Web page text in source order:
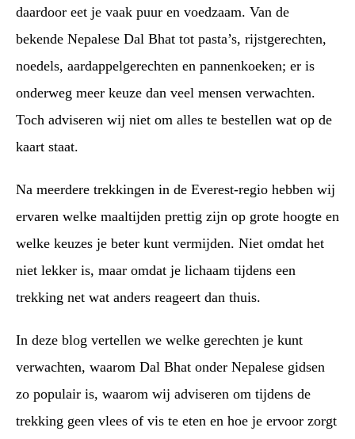
daardoor eet je vaak puur en voedzaam. Van de
bekende Nepalese Dal Bhat tot pasta’s, rijstgerechten,
noedels, aardappelgerechten en pannenkoeken; er is
onderweg meer keuze dan veel mensen verwachten.
Toch adviseren wij niet om alles te bestellen wat op de
kaart staat.
Na meerdere trekkingen in de Everest-regio hebben wij
ervaren welke maaltijden prettig zijn op grote hoogte en
welke keuzes je beter kunt vermijden. Niet omdat het
niet lekker is, maar omdat je lichaam tijdens een
trekking net wat anders reageert dan thuis.
In deze blog vertellen we welke gerechten je kunt
verwachten, waarom Dal Bhat onder Nepalese gidsen
zo populair is, waarom wij adviseren om tijdens de
trekking geen vlees of vis te eten en hoe je ervoor zorgt